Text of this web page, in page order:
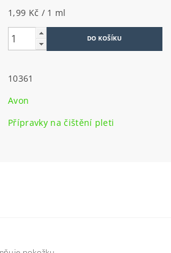
1,99 Kč / 1 ml
10361
Avon
Přípravky na čištění pleti